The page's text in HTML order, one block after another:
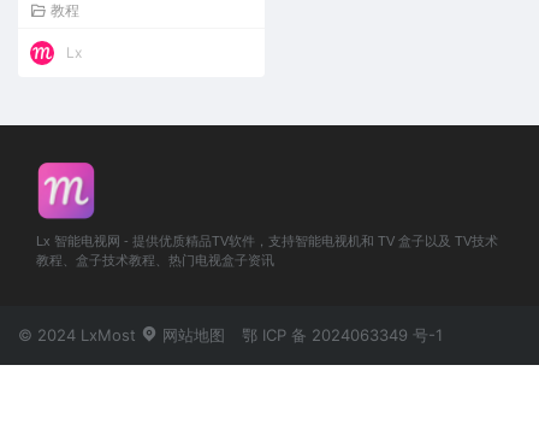
教程
Lx
Lx 智能电视网 - 提供优质精品TV软件，支持智能电视机和 TV 盒子以及 TV技术
教程、盒子技术教程、热门电视盒子资讯
© 2024 LxMost 网站地图 鄂 ICP 备 2024063349 号-1